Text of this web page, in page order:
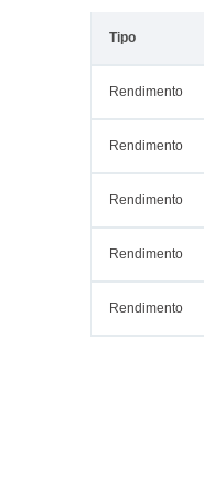
Tipo
Rendimento
Rendimento
Rendimento
Rendimento
Rendimento